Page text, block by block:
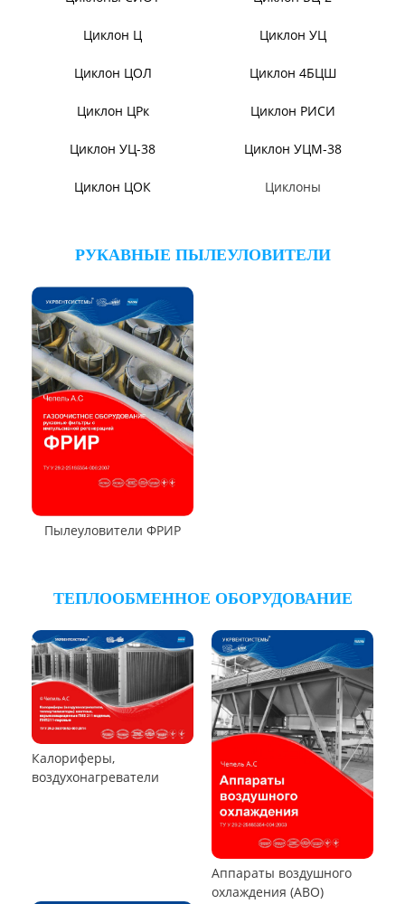
Дымососы УЦВ
Вентиляторы ДНК и
Вентиляторы ВОД-9/300 Вентиляторы для АЭС
Вентиляторы ВДН АС Эксгаустер
Клапаны ПГВУ
Направляющий аппарат
Компенсаторы линзовые
ЦИКЛОНЫ ПЫЛЕУЛОВИТЕЛИ
Циклон ЦН-15/МЧ
Циклон СЦН-40
Циклон Ц
Циклон РИСИ
Циклон УЦ-38 Циклон УЦМ-38
Циклон ЦОК Циклоны
РУКАВНЫЕ ПЫЛЕУЛОВИТЕЛИ